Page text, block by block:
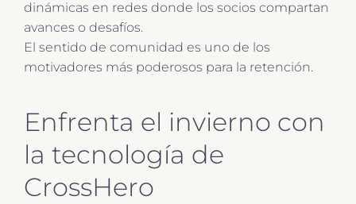
dinámicas en redes donde los socios compartan
avances o desafíos.
El sentido de comunidad es uno de los
motivadores más poderosos para la retención.
Enfrenta el invierno con
la tecnología de
CrossHero